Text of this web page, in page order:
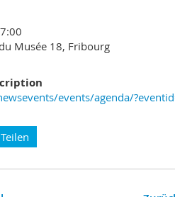
Musée 18, Fribourg
events/agenda/
Teilen